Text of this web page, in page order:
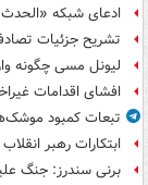
ادعای شبکه
تشریح جزئیات تصادف ۱۲ خودرو با ۱۹
لیونل مسی چگونه
افشای اقدامات
تبعات کمبود
ابتکارات رهبر
برنی سندرز: جنگ